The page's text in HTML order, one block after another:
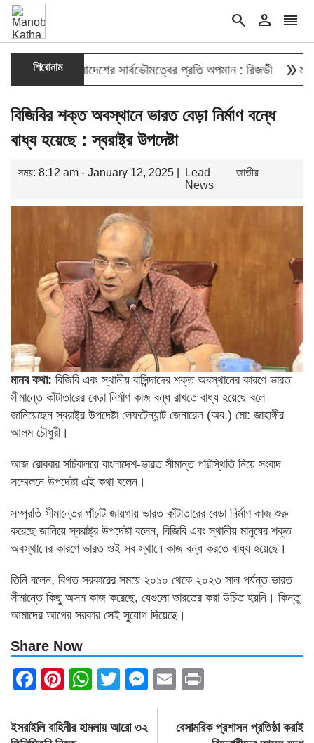
search person reorder
শিরোনাম
বাংলাদেশের সার্বভৌমত্বের প্রতি অপমান : রিজভী double_arrowমাহবুব আলী
বিজিবির শক্ত অবস্থানে ভারত বেড়া নির্মাণ বন্ধে
বাধ্য হয়েছে : স্বরাষ্ট্র উপদেষ্টা
সময়: 8:12 am - January 12, 2025 |
Lead
News
জাতীয়
মানব কথা: বিজিবি এবং স্থানীয় বাসিন্দাদের শক্ত অবস্থানের কারণে ভারত
সীমান্তে কাঁটাতারের বেড়া নির্মাণ কাজ বন্ধ রাখতে বাধ্য হয়েছে বলে
জানিয়েছেন স্বরাষ্ট্র উপদেষ্টা লেফটেন্যান্ট জেনারেল (অব.) মো: জাহাঙ্গীর
আলম চৌধুরী।
আজ রোববার সচিবালয়ে বাংলাদেশ-ভারত সীমান্ত পরিস্থিতি নিয়ে সংবাদ
সম্মেলনে উপদেষ্টা এই কথা বলেন।
সম্প্রতি সীমান্তের পাঁচটি জায়গায় ভারত কাঁটাতারের বেড়া নির্মাণ কাজ শুরু
করেছে জানিয়ে স্বরাষ্ট্র উপদেষ্টা বলেন, বিজিবি এবং স্থানীয় মানুষের শক্ত
অবস্থানের কারণে ভারত ওই সব স্থানে কাজ বন্ধ করতে বাধ্য হয়েছে।
তিনি বলেন, বিগত সরকারের সময়ে ২০১০ থেকে ২০২৩ সাল পর্যন্ত ভারত
সীমান্তে কিছু অসম কাজ করেছে, যেগুলো ভারতের করা উচিত হয়নি। কিন্তু
আমাদের আগের সরকার সেই সুযোগ দিয়েছে।
Share Now
Facebook
Pinterest
WhatsApp
Twitter
Messenger
Email
Post
navigation
ইসরাইলি বাহিনীর হামলায় আরো ৩২
বেসামরিক প্রশাসন প্রতিষ্ঠা করাই